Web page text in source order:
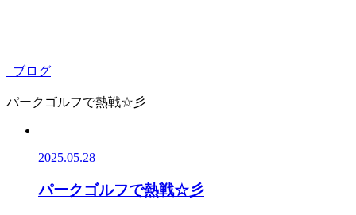
ブログ
パークゴルフで熱戦☆彡
2025.05.28
パークゴルフで熱戦☆彡